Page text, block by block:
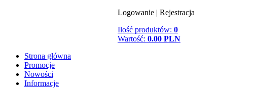
Logowanie | Rejestracja
Ilość produktów: 0
Wartość: 0.00 PLN
Strona główna
Promocje
Nowości
Informacje